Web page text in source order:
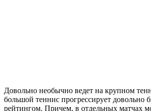
Довольно необычно ведет на крупном
большой теннис прогрессирует довольно
рейтингом. Причем, в отдельных матчах